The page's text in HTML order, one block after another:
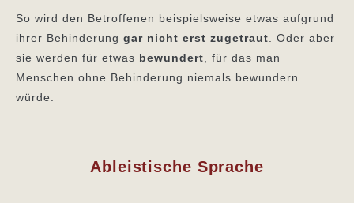
So wird den Betroffenen beispielsweise etwas aufgrund
ihrer Behinderung gar nicht erst zugetraut . Oder aber
sie werden für etwas bewundert , für das man
Menschen ohne Behinderung niemals bewundern
würde.
Ableistische Sprache